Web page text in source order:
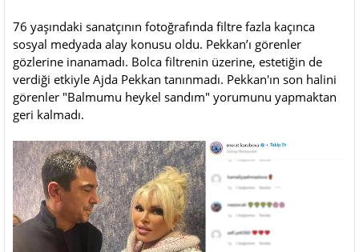
76 yaşındaki sanatçının fotoğrafında filtre fazla kaçınca
sosyal medyada alay konusu oldu. Pekkan’ı görenler
gözlerine inanamadı. Bolca filtrenin üzerine, estetiğin de
verdiği etkiyle Ajda Pekkan tanınmadı. Pekkan'ın son halini
görenler "Balmumu heykel sandım" yorumunu yapmaktan
geri kalmadı.